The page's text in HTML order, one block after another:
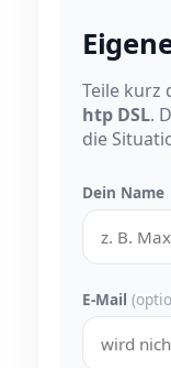
Teile kurz
htp DSL.
die
Dein Name
E-Mail